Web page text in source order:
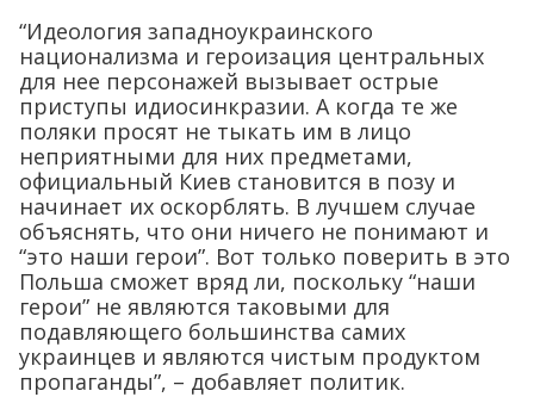
“Идеология западноукраинского
национализма и героизация центральных
для нее персонажей вызывает острые
приступы идиосинкразии. А когда те же
поляки просят не тыкать им в лицо
неприятными для них предметами,
официальный Киев становится в позу и
начинает их оскорблять. В лучшем случае
объяснять, что они ничего не понимают и
“это наши герои”. Вот только поверить в это
Польша сможет вряд ли, поскольку “наши
герои” не являются таковыми для
подавляющего большинства самих
украинцев и являются чистым продуктом
пропаганды”, – добавляет политик.